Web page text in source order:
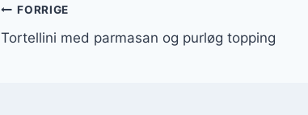
Indlægsnavigation
FORRIGE
Tortellini med parmasan og purløg topping